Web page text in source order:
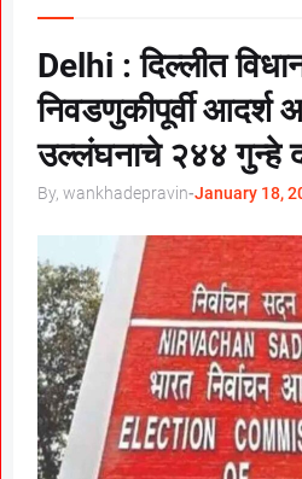
Delhi : दिल्लीत
निवडणुकीपूर्वी आदर्श
उल्लंघनाचे २४४ गुन्हे
By, wankhadepravin-January 18,